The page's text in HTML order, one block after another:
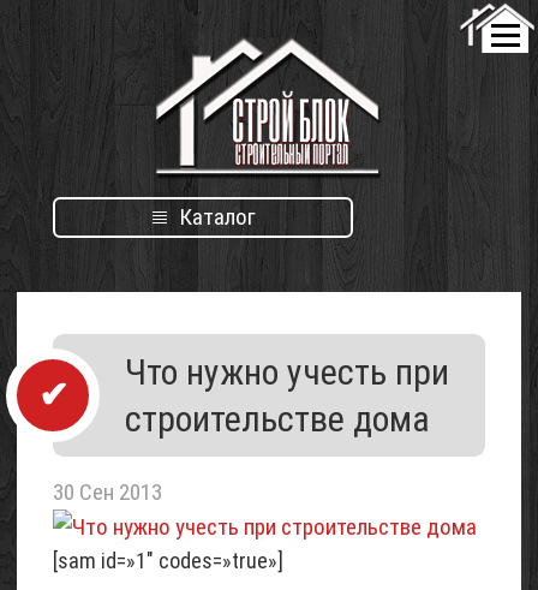
Каталог
Что нужно учесть при
строительстве дома
30 Сен 2013
[sam id=»1″ codes=»true»]
Каталог
организаций
Проект
летнего